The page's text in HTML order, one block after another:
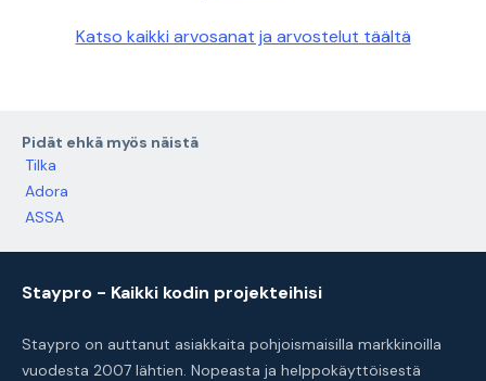
Katso kaikki arvosanat ja arvostelut täältä
Pidät ehkä myös näistä
Tilka
Adora
ASSA
Staypro - Kaikki kodin projekteihisi
Staypro on auttanut asiakkaita pohjoismaisilla markkinoilla
vuodesta 2007 lähtien. Nopeasta ja helppokäyttöisestä